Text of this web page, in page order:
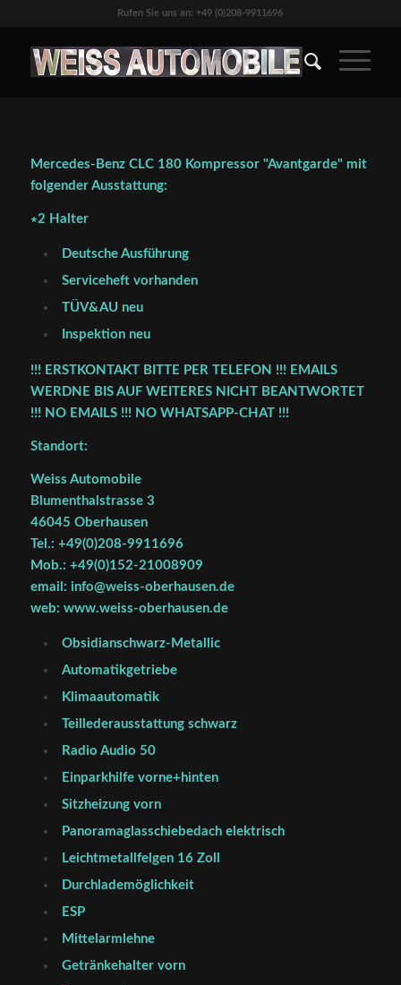
Rufen Sie uns an: +49 (0)208-9911696
Mercedes-Benz CLC 180 Kompressor "Avantgarde" mit
folgender Ausstattung:
∗2 Halter
Deutsche Ausführung
Serviceheft vorhanden
TÜV&AU neu
Inspektion neu
!!! ERSTKONTAKT BITTE PER TELEFON !!! EMAILS
WERDNE BIS AUF WEITERES NICHT BEANTWORTET
!!! NO EMAILS !!! NO WHATSAPP-CHAT !!!
Standort:
Weiss Automobile
Blumenthalstrasse 3
46045 Oberhausen
Tel.: +49(0)208-9911696
Mob.: +49(0)152-21008909
email: info@weiss-oberhausen.de
web: www.weiss-oberhausen.de
Obsidianschwarz-Metallic
Automatikgetriebe
Klimaautomatik
Teillederausstattung schwarz
Radio Audio 50
Einparkhilfe vorne+hinten
Sitzheizung vorn
Panoramaglasschiebedach elektrisch
Leichtmetallfelgen 16 Zoll
Durchlademöglichkeit
ESP
Mittelarmlehne
Getränkehalter vorn